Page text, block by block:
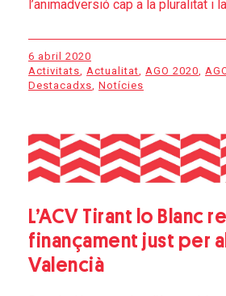
l’animadversió cap a la pluralitat i
6 abril 2020
Activitats
Actualitat AGO 2020
Destacadxs Notícies
L’ACV Tirant lo Blanc
finançament just per
Valencià